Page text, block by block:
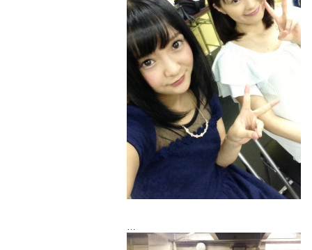
優しくてよく一緒にいます♡